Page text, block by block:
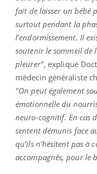
fait de laisser un bébé
surtout pendant la
l’endormissement. Il
soutenir le sommeil de
pleurer", explique
médecin généraliste
"On peut également
émotionnelle du
neuro-cognitif. En cas
sentent démunis face
qu’ils n’hésitent pas à
accompagnés, pour le